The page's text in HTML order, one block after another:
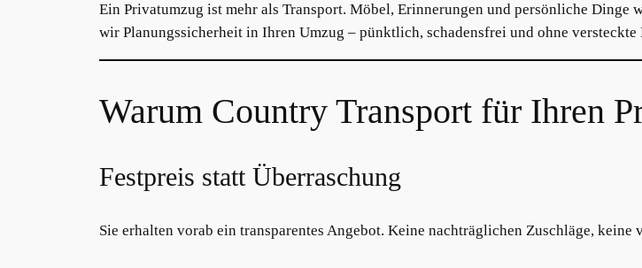
Ein Privatumzug ist mehr als Transport. Möbel, Erinnerungen und persönliche Dinge
wir Planungssicherheit in Ihren Umzug – pünktlich, schadensfrei und ohne versteckte
Warum Country Transport für Ihren
Festpreis statt Überraschung
Sie erhalten vorab ein transparentes Angebot. Keine nachträglichen Zuschläge, keine